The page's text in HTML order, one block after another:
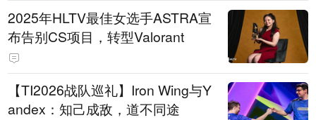
2025年HLTV最佳女选手ASTRA宣
布告别CS项目，转型Valorant
【TI2026战队巡礼】Iron Wing与Y
andex：知己成敌，道不同途